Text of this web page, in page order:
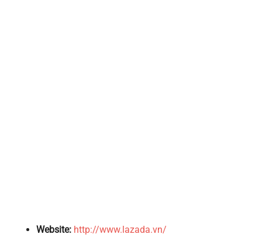
Website: http://www.lazada.vn/